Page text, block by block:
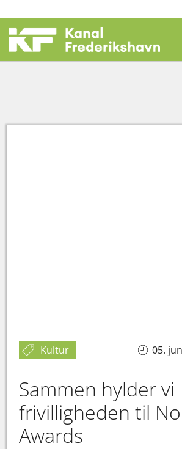
Kultur 05.
Sammen hylder vi
frivilligheden til
Awards